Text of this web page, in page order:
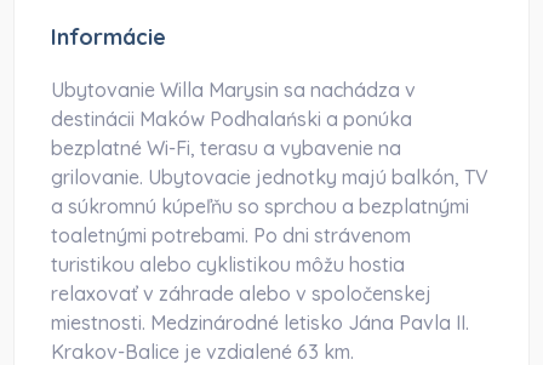
Informácie
Ubytovanie Willa Marysin sa nachádza v
destinácii Maków Podhalański a ponúka
bezplatné Wi-Fi, terasu a vybavenie na
grilovanie. Ubytovacie jednotky majú balkón, TV
a súkromnú kúpeľňu so sprchou a bezplatnými
toaletnými potrebami. Po dni strávenom
turistikou alebo cyklistikou môžu hostia
relaxovať v záhrade alebo v spoločenskej
miestnosti. Medzinárodné letisko Jána Pavla II.
Krakov-Balice je vzdialené 63 km.